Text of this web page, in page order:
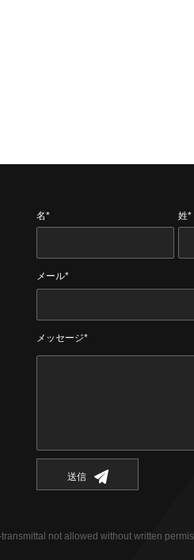
名* 姓*
メール*
メッセージ*
送信
not allowed without written